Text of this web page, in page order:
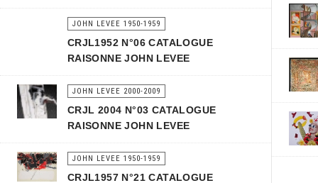
JOHN LEVEE 1950-1959
CRJL1952 N°06 CATALOGUE
RAISONNE JOHN LEVEE
JOHN LEVEE 2000-2009
CRJL 2004 N°03 CATALOGUE
RAISONNE JOHN LEVEE
JOHN LEVEE 1950-1959
CRJL1957 N°21 CATALOGUE